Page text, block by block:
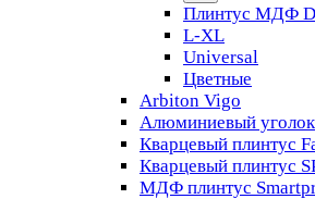
Плинтус МДФ
L-XL
Universal
Цветные
Arbiton Vigo
Алюминиевый уголок
Кварцевый плинтус
Кварцевый плинтус
МДФ плинтус